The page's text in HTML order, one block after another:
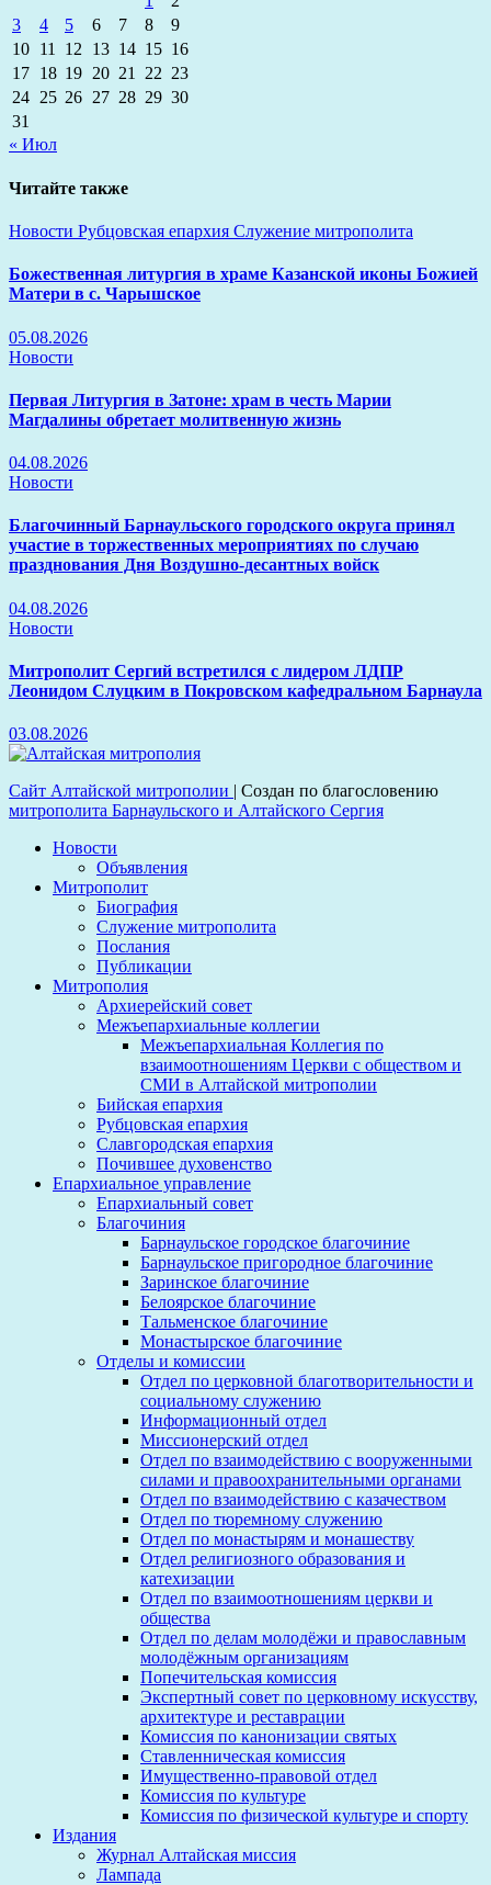
3
4 5 6 7 8
9
10 11 12 13 14 15 16
17 18 19 20 21 22 23
24 25 26 27 28 29 30
31
« Июл
Читайте также
Новости Рубцовская епархия Служение митрополита
Божественная литургия в храме Казанской иконы Божией
Матери в с. Чарышское
05.08.2026
Новости
Первая Литургия в Затоне: храм в честь Марии
Магдалины обретает молитвенную жизнь
04.08.2026
Новости
Благочинный Барнаульского городского округа принял
участие в торжественных мероприятиях по случаю
празднования Дня Воздушно-десантных войск
04.08.2026
Новости
Митрополит Сергий встретился с лидером ЛДПР
Леонидом Слуцким в Покровском кафедральном Барнаула
03.08.2026
Сайт Алтайской митрополии | Создан по благословению
митрополита Барнаульского и Алтайского Сергия
Новости
Объявления
Митрополит
Биография
Служение митрополита
Послания
Публикации
Митрополия
Архиерейский совет
Межъепархиальные коллегии
Межъепархиальная Коллегия по
взаимоотношениям Церкви с обществом и
СМИ в Алтайской митрополии
Бийская епархия
Рубцовская епархия
Славгородская епархия
Почившее духовенство
Епархиальное управление
Епархиальный совет
Благочиния
Барнаульское городское благочиние
Барнаульское пригородное благочиние
Заринское благочиние
Белоярское благочиние
Тальменское благочиние
Монастырское благочиние
Отделы и комиссии
Отдел по церковной благотворительности и
социальному служению
Информационный отдел
Миссионерский отдел
Отдел по взаимодействию с вооруженными
силами и правоохранительными органами
Отдел по взаимодействию с казачеством
Отдел по тюремному служению
Отдел по монастырям и монашеству
Отдел религиозного образования и
катехизации
Отдел по взаимоотношениям церкви и
общества
Отдел по делам молодёжи и православным
молодёжным организациям
Попечительская комиссия
Экспертный совет по церковному искусству,
архитектуре и реставрации
Комиссия по канонизации святых
Ставленническая комиссия
Имущественно-правовой отдел
Комиссия по культуре
Комиссия по физической культуре и спорту
Издания
Журнал Алтайская миссия
Лампада